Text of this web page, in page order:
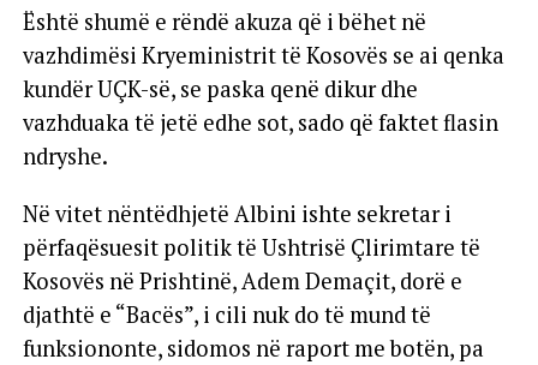
Është shumë e rëndë akuza që i bëhet në
vazhdimësi Kryeministrit të Kosovës se ai qenka
kundër UÇK-së, se paska qenë dikur dhe
vazhduaka të jetë edhe sot, sado që faktet flasin
ndryshe.
Në vitet nëntëdhjetë Albini ishte sekretar i
përfaqësuesit politik të Ushtrisë Çlirimtare të
Kosovës në Prishtinë, Adem Demaçit, dorë e
djathtë e “Bacës”, i cili nuk do të mund të
funksiononte, sidomos në raport me botën, pa